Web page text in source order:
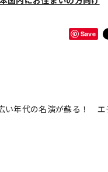
Save
い年代の名演が蘇る！ エ